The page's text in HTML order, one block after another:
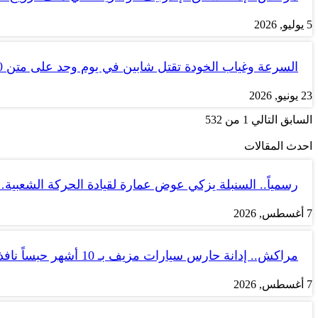
5 يوليو, 2026
السرعة وغياب الخودة تقتل شابين في يوم وحد على متن tank 50
23 يونيو, 2026
السابق التالي 1 من 532
احدث المقالات
رسمياً.. السنبلة يزكي عوض عمارة لقيادة الحركة
7 أغسطس, 2026
مراكش.. إدانة حارس سيارات مزيف بـ 10 أشهر حبساً نافذاً
7 أغسطس, 2026